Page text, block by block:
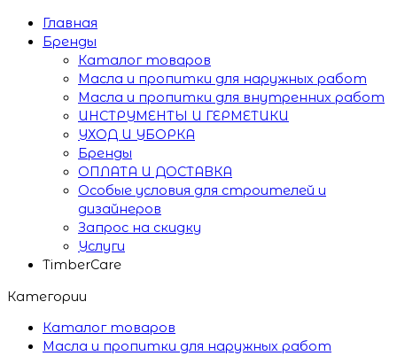
Главная
Бренды
Каталог товаров
Масла и пропитки для наружных работ
Масла и пропитки для внутренних работ
ИНСТРУМЕНТЫ И ГЕРМЕТИКИ
УХОД И УБОРКА
Бренды
ОПЛАТА И ДОСТАВКА
Особые условия для строителей и
дизайнеров
Запрос на скидку
Услуги
TimberCare
Категории
Каталог товаров
Масла и пропитки для наружных работ